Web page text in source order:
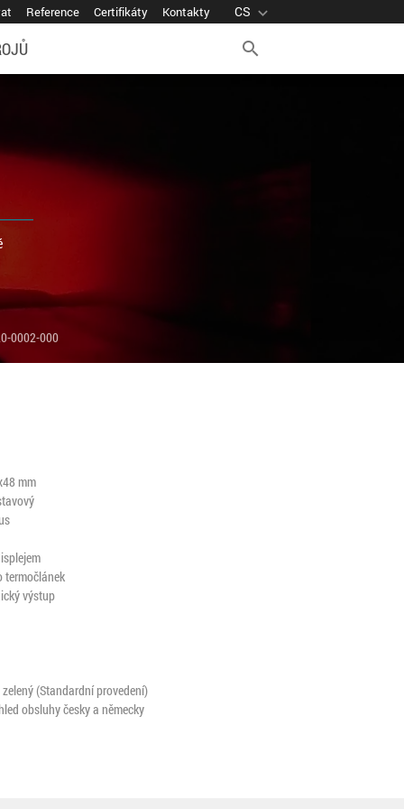
Reference Certifikáty Kontakty CS expand_more
search
0002-000
mm
termočlánek
výstup
(Standardní provedení)
obsluhy česky a německy